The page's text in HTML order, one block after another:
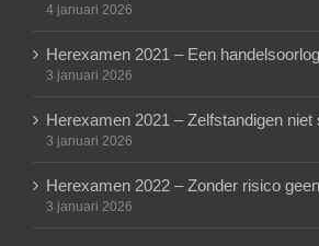
4 januari 2026
Herexamen 2021 – Een handelsoorlog
3 januari 2026
Herexamen 2021 – Zelfstandigen niet
3 januari 2026
Herexamen 2022 – Zonder risico
3 januari 2026